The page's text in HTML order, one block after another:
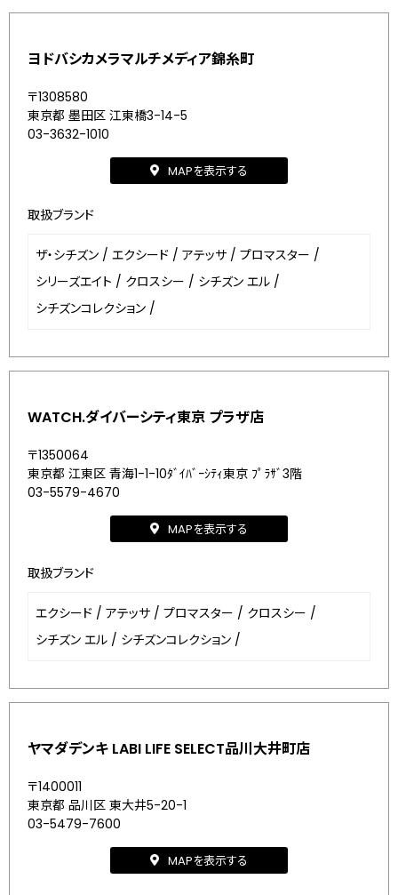
ヨドバシカメラマルチメディア錦糸町
〒1308580
東京都 墨田区 江東橋3-14-5
03-3632-1010
MAPを表示する
取扱ブランド
ザ・シチズン / エクシード / アテッサ / プロマスター /
シリーズエイト / クロスシー / シチズン エル /
シチズンコレクション /
WATCH.ダイバーシティ東京 プラザ店
〒1350064
東京都 江東区 青海1-1-10ﾀﾞｲﾊﾞｰｼﾃｨ東京 ﾌﾟﾗｻﾞ3階
03-5579-4670
MAPを表示する
取扱ブランド
エクシード / アテッサ / プロマスター / クロスシー /
シチズン エル / シチズンコレクション /
ヤマダデンキ LABI LIFE SELECT品川大井町店
〒1400011
東京都 品川区 東大井5-20-1
03-5479-7600
MAPを表示する